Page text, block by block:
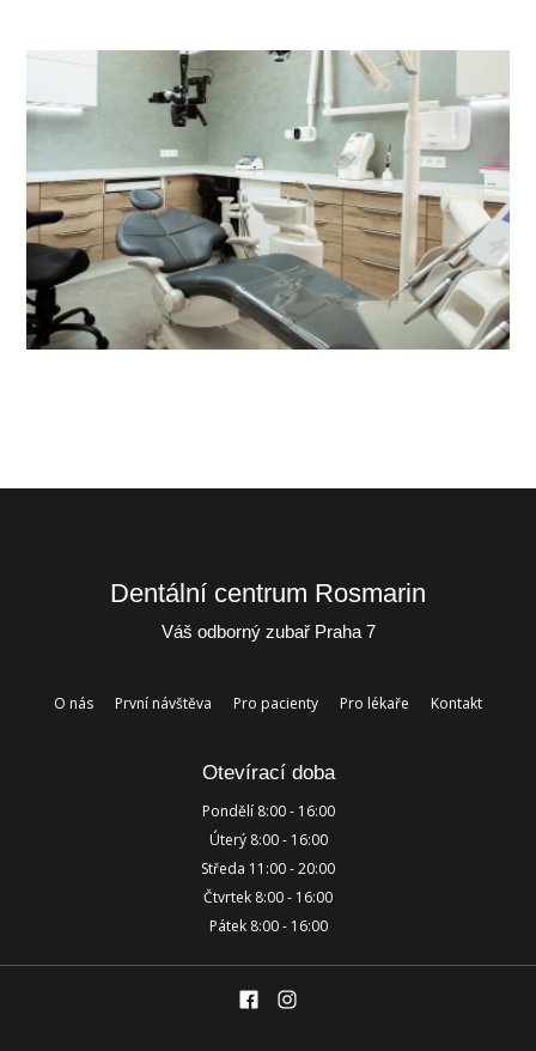
Dentální centrum Rosmarin
Váš odborný zubař Praha 7
O nás První návštěva Pro pacienty Pro lékaře Kontakt
Otevírací doba
Pondělí 8:00 - 16:00
Úterý 8:00 - 16:00
Středa 11:00 - 20:00
Čtvrtek 8:00 - 16:00
Pátek 8:00 - 16:00